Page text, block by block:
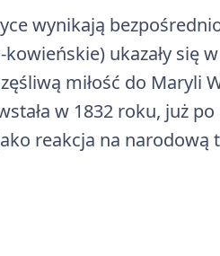
wynikają
ukazały się
miłość do Maryli
w 1832 roku, już
reakcja na narodową